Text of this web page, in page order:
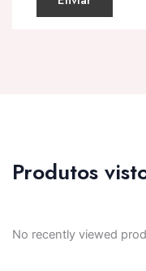
Produtos
No recently viewed